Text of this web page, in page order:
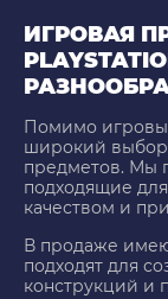
ИГРОВАЯ
Помимо
широкий
предметов. Мы
подходящие
качеством и
В продаже
подходят для
конструкций и